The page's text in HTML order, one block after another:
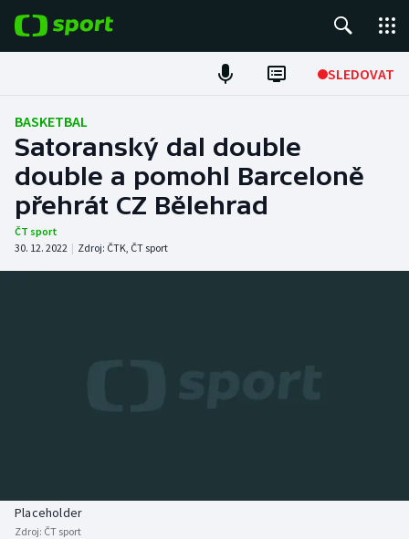
SLEDOVAT
Fotbal
Hokej
Tenis
Atletika
Biatlon
Aplikace ČT sport
BASKETBAL
Satoranský dal double
double a pomohl Barceloně
přehrát CZ Bělehrad
ČT sport
30. 12. 2022 | Zdroj: ČTK, ČT sport
Placeholder
Zdroj: ČT sport